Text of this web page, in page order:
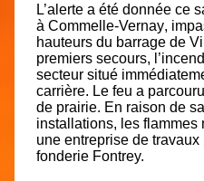
L’alerte a été donnée ce
à Commelle-Vernay,
hauteurs du barrage de
premiers secours,
secteur situé
carrière. Le feu a
de prairie. En raison de
installations, les flammes
une entreprise de
fonderie Fontrey.